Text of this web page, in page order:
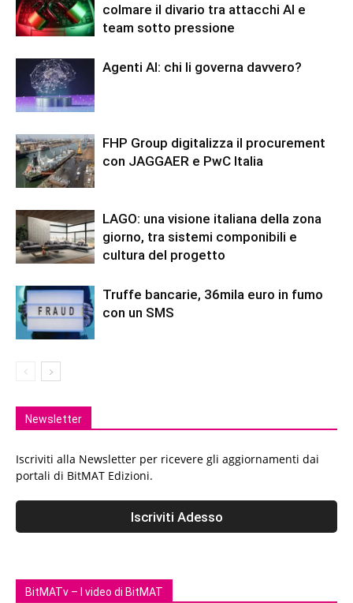
colmare il divario tra attacchi AI e
team sotto pressione
Agenti AI: chi li governa davvero?
FHP Group digitalizza il procurement
con JAGGAER e PwC Italia
LAGO: una visione italiana della zona
giorno, tra sistemi componibili e
cultura del progetto
Truffe bancarie, 36mila euro in fumo
con un SMS
Newsletter
Iscriviti alla Newsletter per ricevere gli aggiornamenti dai
portali di BitMAT Edizioni.
BitMATv – I video di BitMAT